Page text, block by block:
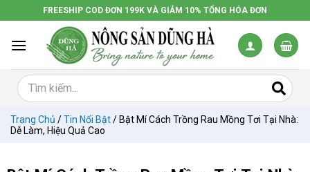
đến
dung
FREESHIP COD ĐƠN 199K VÀ GIẢM 10% TỔNG HÓA ĐƠN
Trang Chủ /Tin Nổi Bật/ Bật Mí Cách Trồng Rau Mồng Tơi Tại Nhà:
Dễ Làm, Hiệu Quả Cao